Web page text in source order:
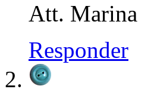
Att. Marina
Responder